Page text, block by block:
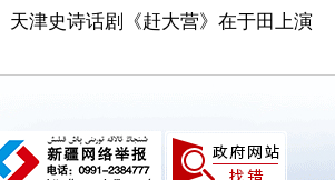
天津史诗话剧《赶大营》在于田上演